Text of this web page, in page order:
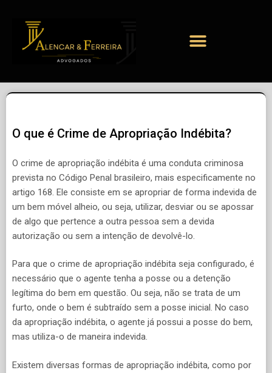
O que é Crime de Apropriação Indébita?
O crime de apropriação indébita é uma conduta criminosa
prevista no Código Penal brasileiro, mais especificamente no
artigo 168. Ele consiste em se apropriar de forma indevida de
um bem móvel alheio, ou seja, utilizar, desviar ou se apossar
de algo que pertence a outra pessoa sem a devida
autorização ou sem a intenção de devolvê-lo.
Para que o crime de apropriação indébita seja configurado, é
necessário que o agente tenha a posse ou a detenção
legítima do bem em questão. Ou seja, não se trata de um
furto, onde o bem é subtraído sem a posse inicial. No caso
da apropriação indébita, o agente já possui a posse do bem,
mas utiliza-o de maneira indevida.
Existem diversas formas de apropriação indébita, como por